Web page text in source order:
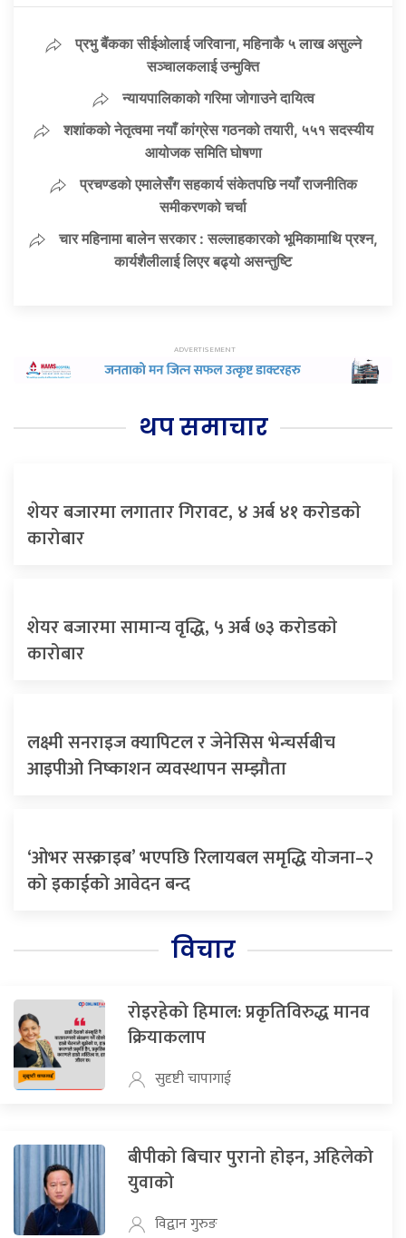
प्रभु बैंकका सीईओलाई जरिवाना, महिनाकै ५ लाख असुल्ने
सञ्चालकलाई उन्मुक्ति
न्यायपालिकाको गरिमा जोगाउने दायित्व
शशांकको नेतृत्वमा नयाँ कांग्रेस गठनको तयारी, ५५१ सदस्यीय
आयोजक समिति घोषणा
प्रचण्डको एमालेसँग सहकार्य संकेतपछि नयाँ राजनीतिक
समीकरणको चर्चा
चार महिनामा बालेन सरकार : सल्लाहकारको भूमिकामाथि प्रश्न,
कार्यशैलीलाई लिएर बढ्यो असन्तुष्टि
थप समाचार
शेयर बजारमा लगातार गिरावट, ४ अर्ब ४१ करोडकाे
कारोबार
शेयर बजारमा सामान्य वृद्धि, ५ अर्ब ७३ करोडकाे
कारोबार
लक्ष्मी सनराइज क्यापिटल र जेनेसिस भेन्चर्सबीच
आइपीओ निष्काशन व्यवस्थापन सम्झौता
‘ओभर सस्क्राइब’ भएपछि रिलायबल समृद्धि योजना–२
को इकाईको आवेदन बन्द
विचार
रोइरहेको हिमाल: प्रकृतिविरुद्ध मानव
क्रियाकलाप
सुदृष्टी चापागाई
बीपीको बिचार पुरानो होइन, अहिलेको
युवाको
विद्वान गुरुङ